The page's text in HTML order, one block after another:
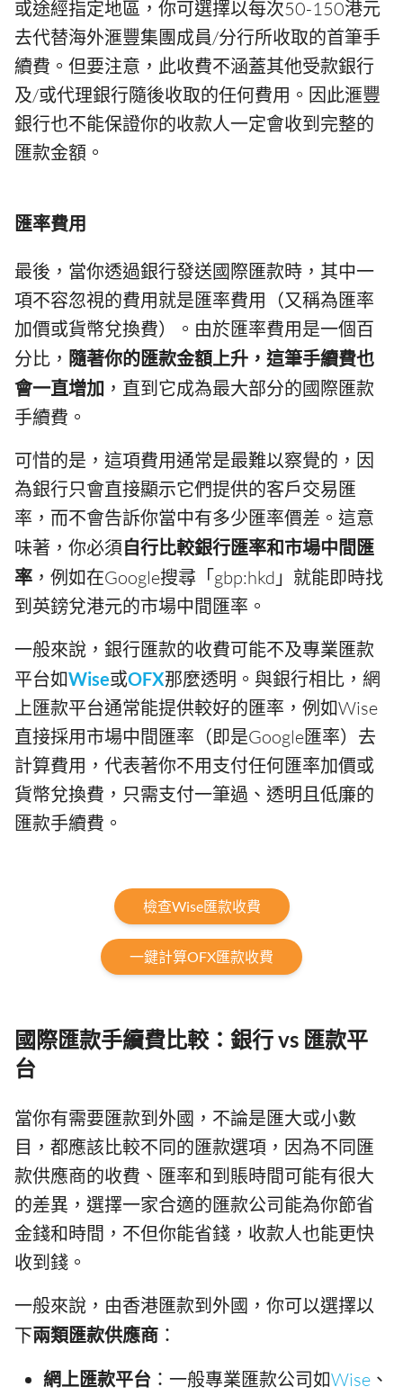
或途經指定地區，你可選擇以每次50-150港元
去代替海外滙豐集團成員/分行所收取的首筆手
續費。但要注意，此收費不涵蓋其他受款銀行
及/或代理銀行隨後收取的任何費用。因此滙豐
銀行也不能保證你的收款人一定會收到完整的
匯款金額。
匯率費用
最後，當你透過銀行發送國際匯款時，其中一
項不容忽視的費用就是匯率費用（又稱為匯率
加價或貨幣兌換費）。由於匯率費用是一個百
分比， 隨著你的匯款金額上升，這筆手續費也
會一直增加 ，直到它成為最大部分的國際匯款
手續費。
可惜的是，這項費用通常是最難以察覺的，因
為銀行只會直接顯示它們提供的客戶交易匯
率，而不會告訴你當中有多少匯率價差。這意
味著，你必須自行比較銀行匯率和市場中間匯
率 ，例如在Google搜尋「gbp:hkd」就能即時找
到英鎊兌港元的市場中間匯率。
一般來說，銀行匯款的收費可能不及專業匯款
平台如Wise或OFX那麼透明。與銀行相比，網
上匯款平台通常能提供較好的匯率，例如Wise
直接採用市場中間匯率（即是Google匯率）去
計算費用，代表著你不用支付任何匯率加價或
貨幣兌換費，只需支付一筆過、透明且低廉的
匯款手續費。
檢查Wise匯款收費
一鍵計算OFX匯款收費
國際匯款手續費比較：銀行 vs 匯款平
台
當你有需要匯款到外國，不論是匯大或小數
目，都應該比較不同的匯款選項，因為不同匯
款供應商的收費、匯率和到賬時間可能有很大
的差異，選擇一家合適的匯款公司能為你節省
金錢和時間，不但你能省錢，收款人也能更快
收到錢。
一般來說，由香港匯款到外國，你可以選擇以
下兩類匯款供應商 ：
網上匯款平台 ：一般專業匯款公司如Wise 、